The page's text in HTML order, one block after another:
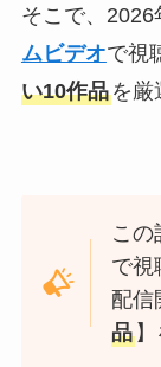
そこで、2026
ムビデオで視
い10作品を厳
この
で視
配信
品